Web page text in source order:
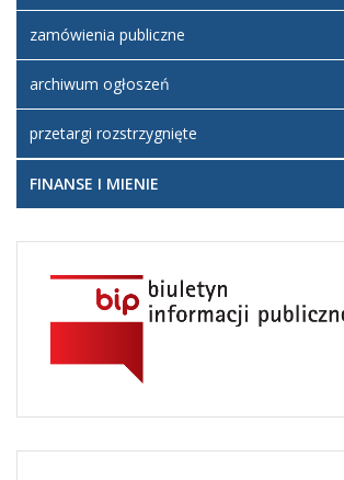
zamówienia publiczne
archiwum ogłoszeń
przetargi rozstrzygnięte
FINANSE I MIENIE